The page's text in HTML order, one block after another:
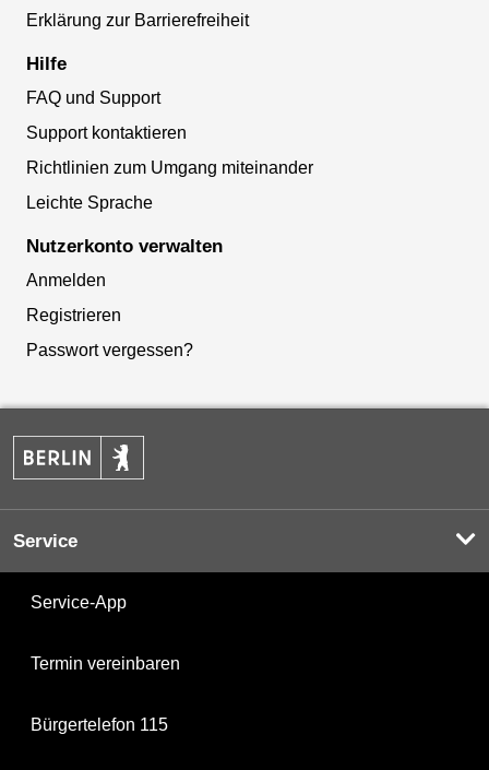
Erklärung zur Barrierefreiheit
Hilfe
FAQ und Support
Support kontaktieren
Richtlinien zum Umgang miteinander
Leichte Sprache
Nutzerkonto verwalten
Anmelden
Registrieren
Passwort vergessen?
Service
Service-App
Termin vereinbaren
Bürgertelefon 115